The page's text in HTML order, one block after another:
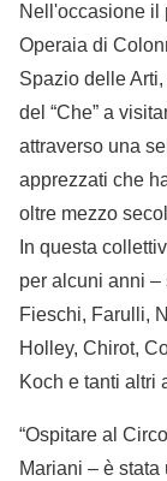
Nell'occasione il
Operaia di
Spazio delle
del “Che” a
attraverso una
apprezzati che
oltre mezzo
In questa
per alcuni anni
Fieschi, Farulli,
Holley, Chirot,
Koch e tanti altri
“Ospitare al
Mariani – è